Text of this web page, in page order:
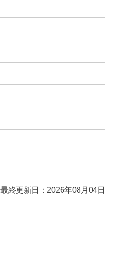
最終更新日：2026年08月04日